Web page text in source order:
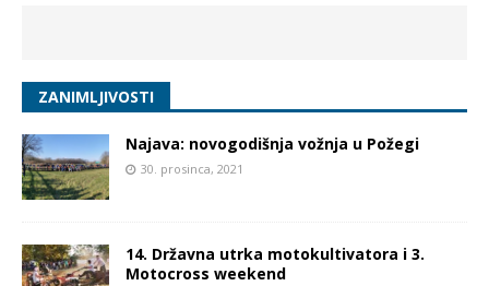
ZANIMLJIVOSTI
Najava: novogodišnja vožnja u Požegi
30. prosinca, 2021
14. Državna utrka motokultivatora i 3.
Motocross weekend